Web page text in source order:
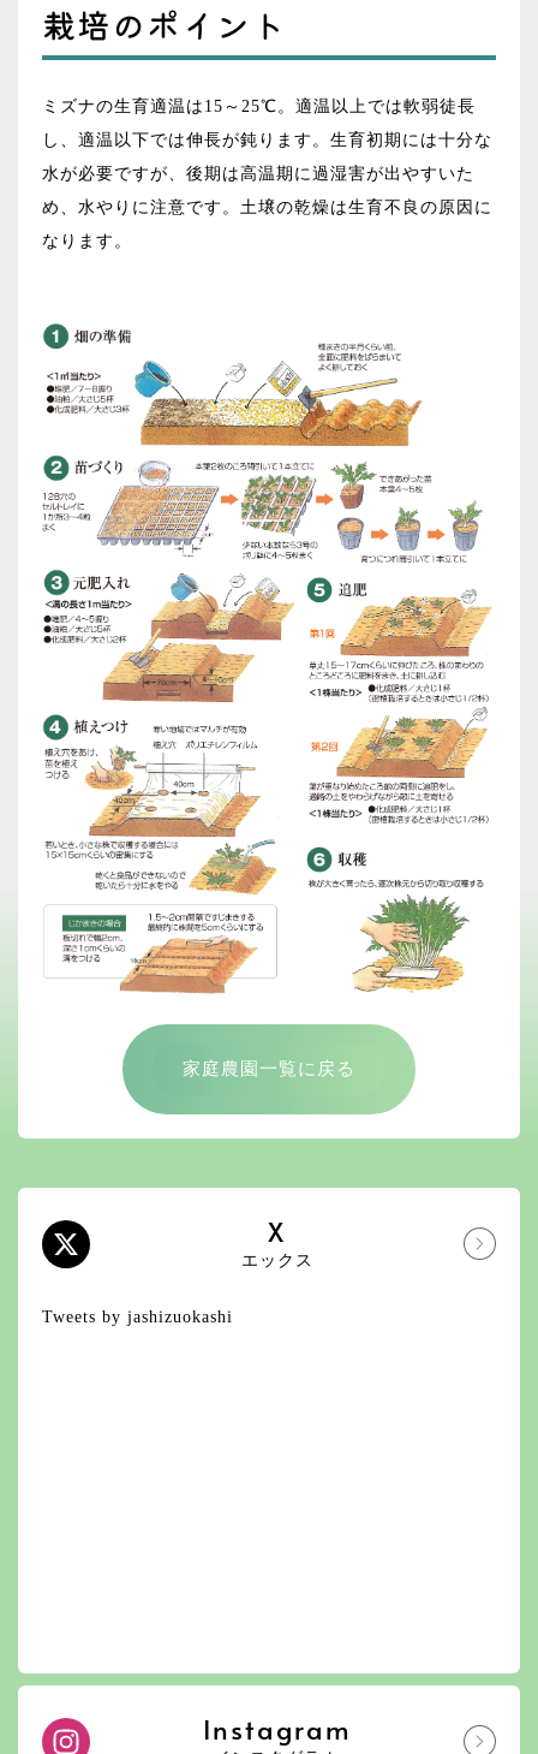
栽培のポイント
ミズナの生育適温は15～25℃。適温以上では軟弱徒長
し、適温以下では伸長が鈍ります。生育初期には十分な
水が必要ですが、後期は高温期に過湿害が出やすいた
め、水やりに注意です。土壌の乾燥は生育不良の原因に
なります。
家庭農園一覧に戻る
X
エックス
Tweets by jashizuokashi
Instagram